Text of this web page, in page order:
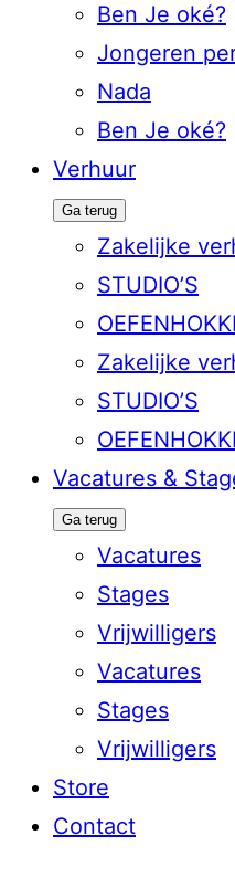
Ben Je oké?
Jongeren
Nada
Ben Je oké?
Verhuur
Ga terug
Zakelijke
STUDIO’S
Zakelijke
STUDIO’S
Vacatures &
Ga terug
Vacatures
Stages
Vrijwilligers
Vacatures
Stages
Vrijwilligers
Store
Contact